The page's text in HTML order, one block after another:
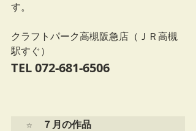
す。
クラフトパーク高槻阪急店（ＪＲ高槻
駅すぐ）
TEL 072-681-6506
☆　７月の作品